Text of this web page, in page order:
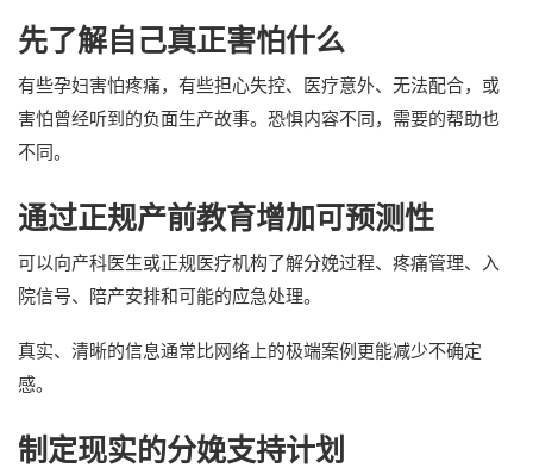
先了解自己真正害怕什么
有些孕妇害怕疼痛，有些担心失控、医疗意外、无法配合，或
害怕曾经听到的负面生产故事。恐惧内容不同，需要的帮助也
不同。
通过正规产前教育增加可预测性
可以向产科医生或正规医疗机构了解分娩过程、疼痛管理、入
院信号、陪产安排和可能的应急处理。
真实、清晰的信息通常比网络上的极端案例更能减少不确定
感。
制定现实的分娩支持计划